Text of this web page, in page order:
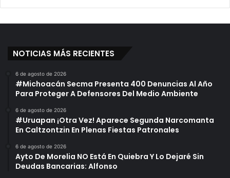
NOTICIAS MÁS RECIENTES
6 de agosto de 2026
#Michoacán Secma Presenta 400 Denuncias Al Año
Para Proteger A Defensores Del Medio Ambiente
6 de agosto de 2026
#Uruapan ¡Otra Vez! Aparece Segunda Narcomanta
En Caltzontzin En Plenas Fiestas Patronales
6 de agosto de 2026
Ayto De Morelia NO Está En Quiebra Y Lo Dejaré Sin
Deudas Bancarias: Alfonso